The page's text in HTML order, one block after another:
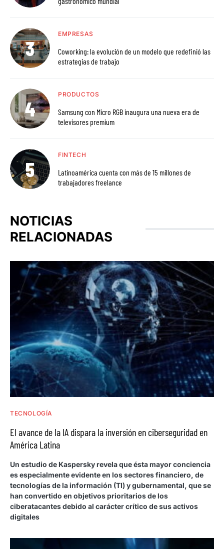
EMPRESAS
Coworking: la evolución de un modelo que redefinió las
estrategias de trabajo
PRODUCTOS
Samsung con Micro RGB inaugura una nueva era de
televisores premium
FINTECH
Latinoamérica cuenta con más de 15 millones de
trabajadores freelance
NOTICIAS
RELACIONADAS
TECNOLOGÍA
El avance de la IA dispara la inversión en ciberseguridad en
América Latina
Un estudio de Kaspersky revela que ésta mayor conciencia
es especialmente evidente en los sectores financiero, de
tecnologías de la información (TI) y gubernamental, que se
han convertido en objetivos prioritarios de los
ciberatacantes debido al carácter crítico de sus activos
digitales